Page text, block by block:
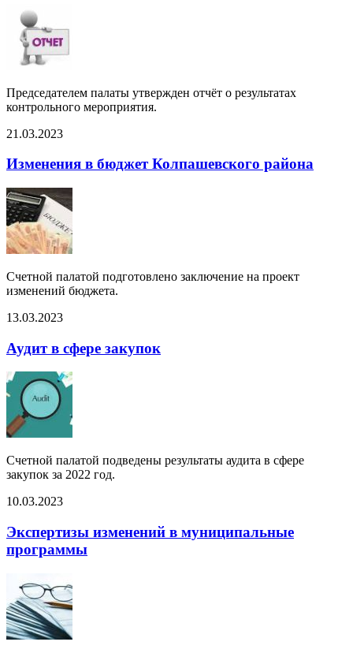
Председателем палаты утвержден отчёт о результатах
контрольного мероприятия.
21.03.2023
Изменения в бюджет Колпашевского района
Счетной палатой подготовлено заключение на проект
изменений бюджета.
13.03.2023
Аудит в сфере закупок
Счетной палатой подведены результаты аудита в сфере
закупок за 2022 год.
10.03.2023
Экспертизы изменений в муниципальные
программы